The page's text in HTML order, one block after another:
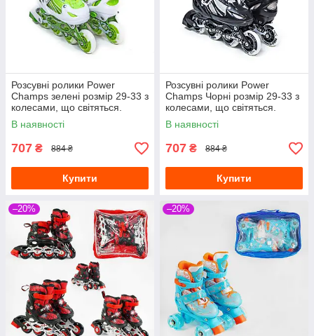
Розсувні ролики Power
Champs зелені розмір 29-33 з
колесами, що світяться.
В наявності
707 ₴ 884 ₴
Купити
Розсувні ролики Power
Champs Чорні розмір 29-33 з
колесами, що світяться.
В наявності
707 ₴ 884 ₴
Купити
–20% –20%